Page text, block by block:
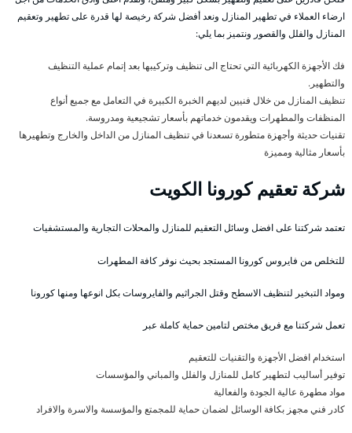
ارضاء العملاء في تطهير المنازل ونعد أفضل شركة رخيصة لها قدرة على تطهير وتعقيم
المنازل والفلل والقصور ونتميز بما يلي:
فك الأجهزة الكهربائية التي تحتاج الى تنظيف وتركيبها بعد إتمام عملية التنظيف
والتطهير.
تنظيف المنازل من خلال فنيين لديهم الخبرة الكبيرة في التعامل مع جميع أنواع
المنظفات والمطهرات ويقدمون خدماتهم بأسعار تشجيعية ومدروسة.
تقنيات حديثة وأجهزة متطورة تسعدنا في تنظيف المنازل من الداخل والخارج وتطهيرها
بأسعار مثالية ومميزة
شركة تعقيم كورونا الكويت
تعتمد شركتنا على افضل وسائل التعقيم للمنازل والمحلات التجارية والمستشفيات
للتخلص من فايروس كورونا المستجد بحيث نوفر كافة المطهرات
ومواد التبخير لتنظيف الاسطح وقتل الجراثيم والفايروسات بكل انوعها ومنها كورونا
تعمل شركتنا مع فريق مختص لتامين حماية كاملة عبر
استخدام افضل الأجهزة والتقنيات للتعقيم
توفير أساليب لتطهير كامل للمنازل والفلل والمباني والمؤسسات
مواد مطهرة عالية الجودة والفعالية
كادر فني مجهز بكافة الوسائل لضمان حماية للمجمتع والمؤسسة والاسرة والافراد